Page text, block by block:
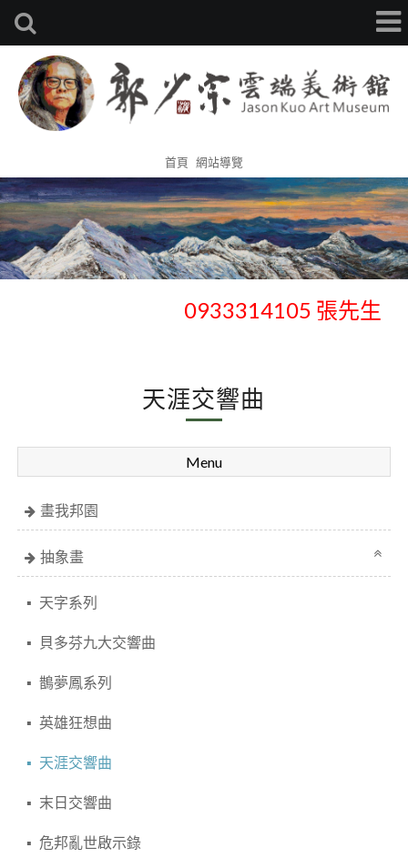
首頁 網站導覽
歡迎官網預約鑑賞、收藏 -
0933314105 張先生
天涯交響曲
Menu
畫我邦園
抽象畫
天字系列
貝多芬九大交響曲
鵲夢鳳系列
英雄狂想曲
天涯交響曲
末日交響曲
危邦亂世啟示錄